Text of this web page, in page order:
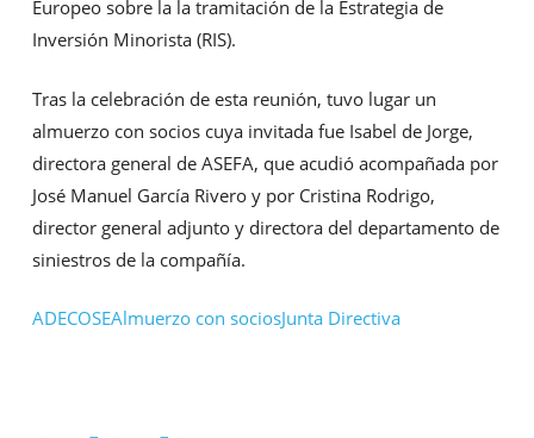
Europeo sobre la la tramitación de la Estrategia de
Inversión Minorista (RIS).
Tras la celebración de esta reunión, tuvo lugar un
almuerzo con socios cuya invitada fue Isabel de Jorge,
directora general de ASEFA, que acudió acompañada por
José Manuel García Rivero y por Cristina Rodrigo,
director general adjunto y directora del departamento de
siniestros de la compañía.
ADECOSEAlmuerzo con sociosJunta Directiva